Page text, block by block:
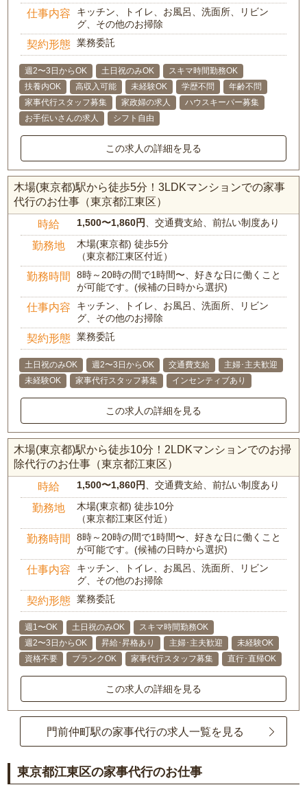
仕事内容
キッチン、トイレ、お風呂、洗面所、リビン
グ、その他のお掃除
契約形態 業務委託
週2〜3日からOK 土日祝のみOK
スキマ時間勤務OK
扶養内OK
高収入可能 未経験OK 学歴不問
年齢不問
家事代行スタッフ募集
家政婦の求人
ハウスキーパー募集
お手伝いさんの求人
シフト自由
この求人の詳細を見る
木場(東京都)駅から徒歩5分！3LDKマンションでの家事
代行のお仕事（東京都江東区）
時給 1,500〜1,860円、交通費支給、前払い制度あり
勤務地
木場(東京都) 徒歩5分
（東京都江東区付近）
勤務時間
8時～20時の間で1時間〜、好きな日に働くこと
が可能です。(候補の日時から選択)
仕事内容
キッチン、トイレ、お風呂、洗面所、リビン
グ、その他のお掃除
契約形態 業務委託
土日祝のみOK 週2〜3日からOK 交通費支給
主婦･主夫歓迎
未経験OK
家事代行スタッフ募集 インセンティブあり
この求人の詳細を見る
木場(東京都)駅から徒歩10分！2LDKマンションでのお掃
除代行のお仕事（東京都江東区）
時給 1,500〜1,860円、交通費支給、前払い制度あり
勤務地
木場(東京都) 徒歩10分
（東京都江東区付近）
勤務時間
8時～20時の間で1時間〜、好きな日に働くこと
が可能です。(候補の日時から選択)
仕事内容
キッチン、トイレ、お風呂、洗面所、リビン
グ、その他のお掃除
契約形態 業務委託
週1〜OK 土日祝のみOK
スキマ時間勤務OK
週2〜3日からOK
昇給･昇格あり 主婦･主夫歓迎
未経験OK
資格不要
ブランクOK 家事代行スタッフ募集 直行･直帰OK
この求人の詳細を見る
門前仲町駅の家事代行の求人一覧を見る
東京都江東区の家事代行のお仕事